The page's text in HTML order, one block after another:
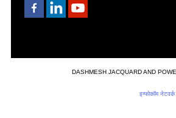
DASHMESH JACQUARD AND
इन्फोकॉम नेटवर्क